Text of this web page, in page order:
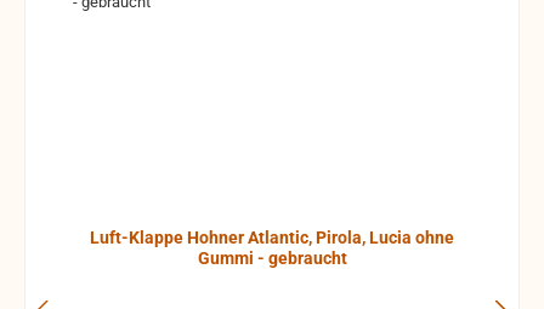
Luft-Klappe Hohner Atlantic, Pirola, Lucia ohne
Gummi - gebraucht